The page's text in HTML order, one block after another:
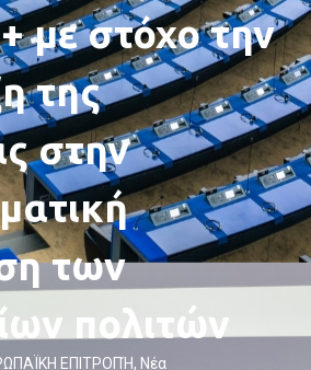
με στόχο την
της
στην
των
πολιτών
ΕΠΙΤΡΟΠΉ, Νέα